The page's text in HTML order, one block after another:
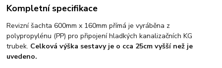
Kompletní specifikace
Revizní šachta 600mm x 160mm přímá je vyráběna z
polypropylénu (PP) pro připojení hladkých kanalizačních KG
trubek. Celková výška sestavy je o cca 25cm vyšší než je
uvedeno.